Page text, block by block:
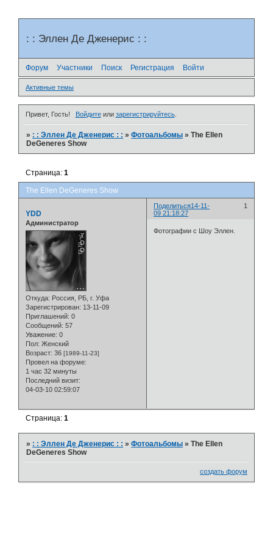
: : Эллен Де Дженерис : :
Форум Участники Поиск Регистрация Войти
Активные темы
Привет, Гость! Войдитеили зарегистрируйтесь.
» : : Эллен Де Дженерис : : »Фотоальбомы »The Ellen
DeGeneres Show
The Ellen DeGeneres Show
Страница:1
Поделиться 1
14-11-
09 21:18:27
YDD
Администратор
Откуда: Россия, РБ, г. Уфа
Зарегистрирован: 13-11-09
Приглашений: 0
Сообщений: 57
Уважение: 0
Пол: Женский
Возраст: 36 [1989-11-23]
Провел на форуме:
1 час 32 минуты
Последний визит:
04-03-10 02:59:07
Фотографии с Шоу Эллен.
Страница:1
» : : Эллен Де Дженерис : : »Фотоальбомы »The Ellen
DeGeneres Show
создать форум